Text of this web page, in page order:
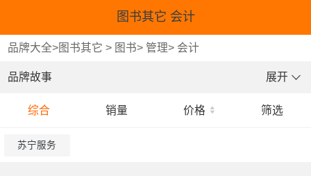
图书其它 会计
品牌大全>图书其它 > 图书> 管理> 会计
品牌故事 展开
综合 销量 价格 筛选
苏宁服务